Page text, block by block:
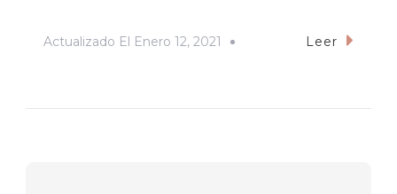
Actualizado El Enero 12, 2021 Leer